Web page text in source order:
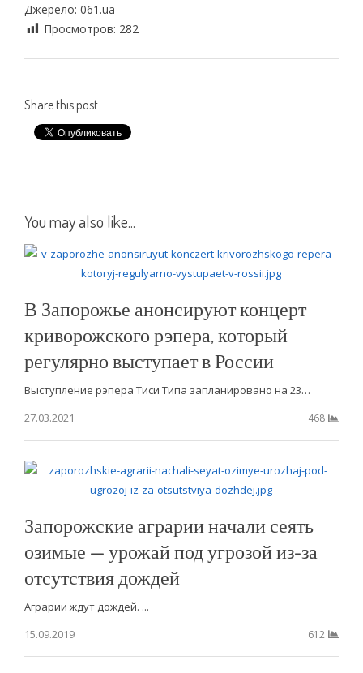
Джерело: 061.ua
Просмотров: 282
Share this post
You may also like...
В Запорожье анонсируют концерт
криворожского рэпера, который
регулярно выступает в России
Выступление рэпера Тиси Типа запланировано на 23…
27.03.2021
468
Запорожские аграрии начали сеять
озимые — урожай под угрозой из-за
отсутствия дождей
Аграрии ждут дождей. ...
15.09.2019
612